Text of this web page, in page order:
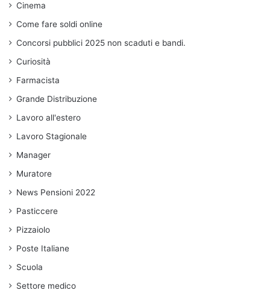
Cinema
Come fare soldi online
Concorsi pubblici 2025 non scaduti e bandi.
Curiosità
Farmacista
Grande Distribuzione
Lavoro all'estero
Lavoro Stagionale
Manager
Muratore
News Pensioni 2022
Pasticcere
Pizzaiolo
Poste Italiane
Scuola
Settore medico